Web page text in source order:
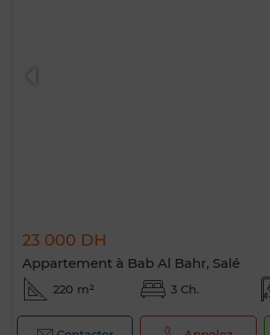
23 000 DH
Appartement à Bab Al Bahr, Salé
220 m² 3 Ch.